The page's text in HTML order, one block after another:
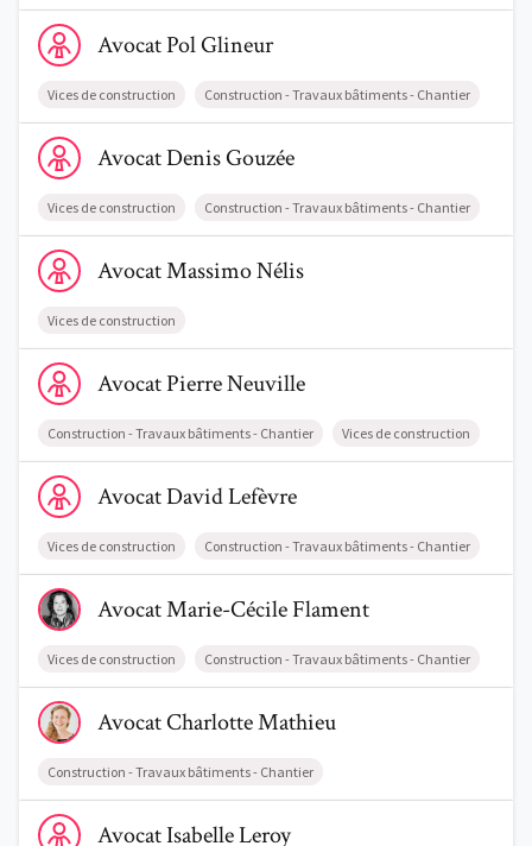
Voir le profil de AvocatPol Glineur
AvocatPolGlineur
Vices de construction Construction - Travaux bâtiments - Chantier
Voir le profil de AvocatDenis Gouzée
AvocatDenisGouzée
Vices de construction Construction - Travaux bâtiments - Chantier
Voir le profil de AvocatMassimo Nélis
AvocatMassimoNélis
Vices de construction
Voir le profil de AvocatPierre Neuville
AvocatPierreNeuville
Construction - Travaux bâtiments - Chantier Vices de construction
Voir le profil de AvocatDavid Lefèvre
AvocatDavidLefèvre
Vices de construction Construction - Travaux bâtiments - Chantier
Voir le profil de AvocatMarie-Cécile Flament
AvocatMarie-CécileFlament
Vices de construction Construction - Travaux bâtiments - Chantier
Voir le profil de AvocatCharlotte Mathieu
AvocatCharlotteMathieu
Construction - Travaux bâtiments - Chantier
Voir le profil de AvocatIsabelle Leroy
AvocatIsabelleLeroy